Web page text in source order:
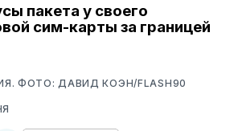
пакета у своего
сим-карты за границей
ФОТО: ДАВИД КОЭН/FLASH90